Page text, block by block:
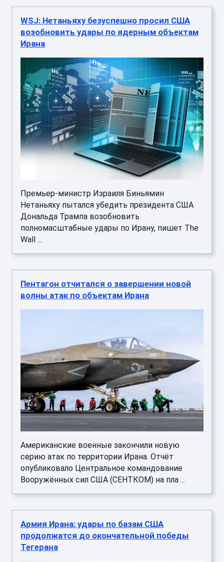
WSJ: Нетаньяху безуспешно просил США
возобновить удары по ядерным объектам
Ирана
Премьер-министр Израиля Биньямин
Нетаньяху пытался убедить президента США
Дональда Трампа возобновить
полномасштабные удары по Ирану, пишет The
Wall ...
Пентагон отчитался о завершении новой
волны атак по объектам Ирана
Американские военные закончили новую
серию атак по территории Ирана. Отчёт
опубликовало Центральное командование
Вооружённых сил США (СЕНТКОМ) на пла ...
Армия Ирана: удары по базам США
продолжатся до окончательной победы
Тегерана